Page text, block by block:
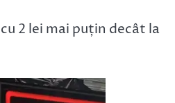
2 lei mai puțin decât la